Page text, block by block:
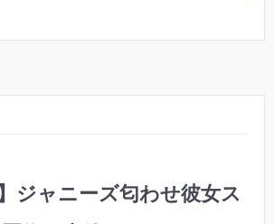
ジャニーズ匂わせ彼女ス